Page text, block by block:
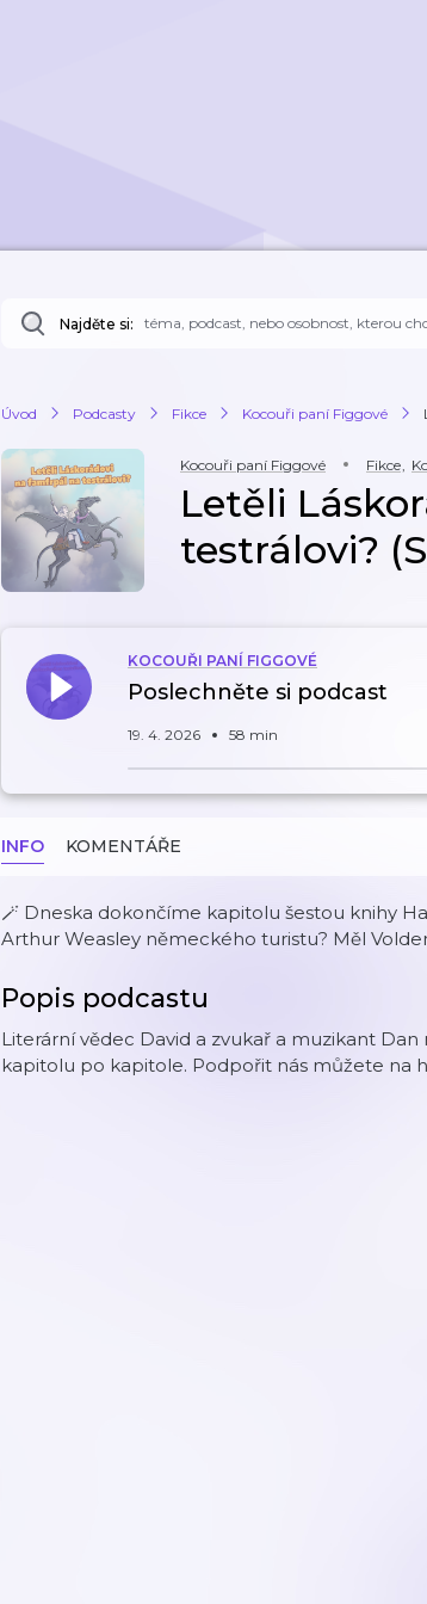
Najděte si:
Úvod Podcasty Fikce Kocouři paní Figgové
Kocouři paní Figgové Fikce,
Letěli
testrálovi?
KOCOUŘI PANÍ FIGGOVÉ
Poslechněte si podcast
19. 4. 2026 58 min
INFO KOMENTÁŘE
🪄 Dneska dokončíme kapitolu šestou knihy
Arthur Weasley německého turistu? Měl
Popis podcastu
Literární vědec David a zvukař a muzikant
kapitolu po kapitole. Podpořit nás můžete na